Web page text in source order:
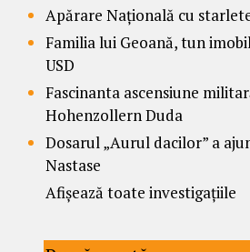
Apărare Națională cu
Familia lui Geoană, tun
USD
Fascinanta ascensiune
Hohenzollern Duda
Dosarul „Aurul dacilor” a
Nastase
Afișează toate investigațiile